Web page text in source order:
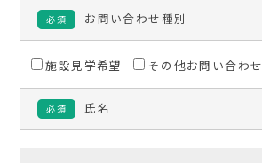
必須 お問い合わせ種別
施設見学希望 その他お問い合わせ
必須 氏名